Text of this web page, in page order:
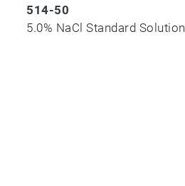
514-50
5.0% NaCl Standard Solution